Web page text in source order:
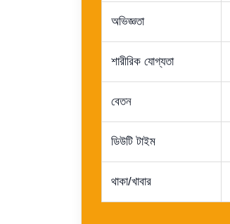
অভিজ্ঞতা
শারীরিক যোগ্যতা
বেতন
ডিউটি টাইম
থাকা/খাবার